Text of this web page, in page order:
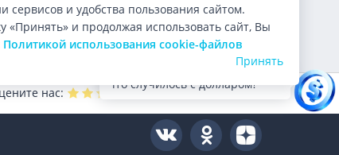
нас: 4.9из 5 ( 9999голосов)
Что случилось с долларом?
сервисов и удобства пользования сайтом.
«Принять» и продолжая использовать сайт, Вы
Политикой использования cookie-файлов
Принять